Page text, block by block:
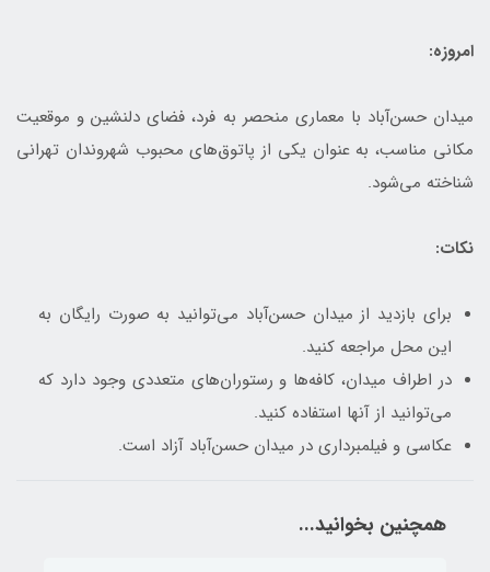
امروزه:
میدان حسن‌آباد با معماری منحصر به فرد، فضای دلنشین و موقعیت
مکانی مناسب، به عنوان یکی از پاتوق‌های محبوب شهروندان تهرانی
شناخته می‌شود.
نکات:
برای بازدید از میدان حسن‌آباد می‌توانید به صورت رایگان به
این محل مراجعه کنید.
در اطراف میدان، کافه‌ها و رستوران‌های متعددی وجود دارد که
می‌توانید از آنها استفاده کنید.
عکاسی و فیلمبرداری در میدان حسن‌آباد آزاد است.
همچنین بخوانید...